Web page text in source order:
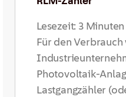
Lesezeit: 3 Minuten
Für den
Photovoltaik-
Lastgangzähler